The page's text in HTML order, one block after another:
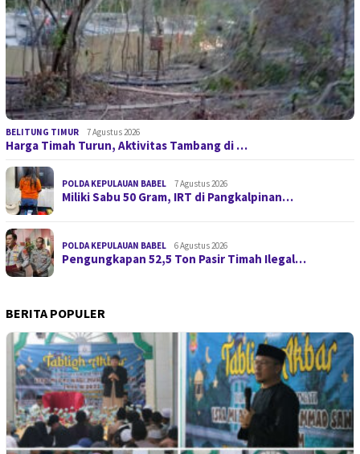
BELITUNG TIMUR 7 Agustus 2026
Harga Timah Turun, Aktivitas Tambang di …
POLDA KEPULAUAN BABEL 7 Agustus 2026
Miliki Sabu 50 Gram, IRT di Pangkalpinan…
POLDA KEPULAUAN BABEL 6 Agustus 2026
Pengungkapan 52,5 Ton Pasir Timah Ilegal…
BERITA POPULER